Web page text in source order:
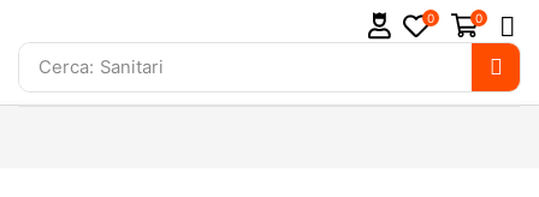
Cerca: Sanitari
0 0